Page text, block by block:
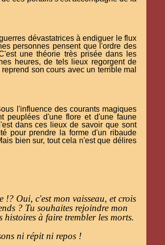
dévastatrices à endiguer le flux
personnes pensent que l'ordre des
une théorie très prisée dans les
heures, de tels lieux regorgent de
son cours avec un terrible mal
l'influence des courants magiques
peuplées d'une flore et d'une faune
dans ces lieux de savoir que sont
pour prendre la forme d'un ribaude
bien sur, tout cela n'est que délires
!? Oui, c'est mon vaisseau, et crois
? Tu souhaites rejoindre mon
à faire trembler les morts.
ni répit ni repos !